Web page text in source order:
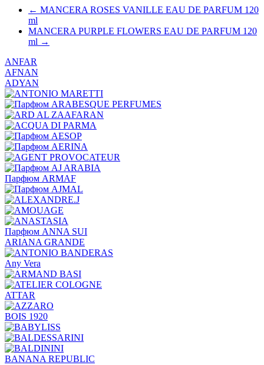
← MANCERA ROSES VANILLE EAU DE PARFUM 120
ml
MANCERA PURPLE FLOWERS EAU DE PARFUM 120
ml →
ANFAR
AFNAN
ADYAN
Парфюм ARMAF
Парфюм ANNA SUI
ARIANA GRANDE
Any Vera
ATTAR
BOIS 1920
BANANA REPUBLIC